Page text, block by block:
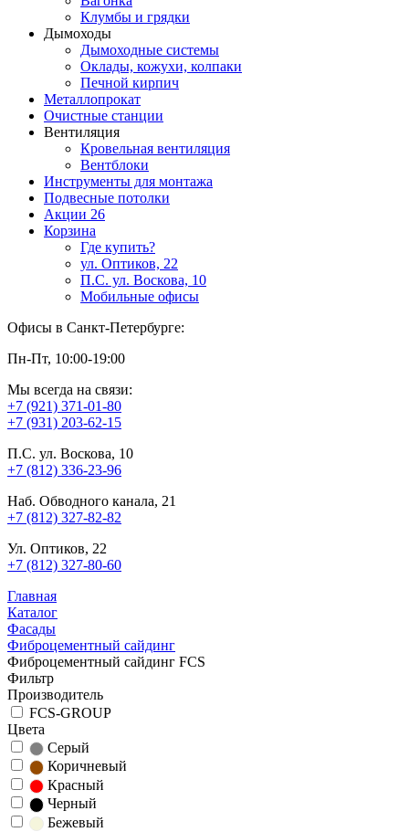
Клумбы и грядки
Дымоходы
Дымоходные системы
Оклады, кожухи, колпаки
Печной кирпич
Металлопрокат
Очистные станции
Вентиляция
Кровельная вентиляция
Вентблоки
Инструменты для монтажа
Подвесные потолки
Акции 26
Корзина
Где купить?
ул. Оптиков, 22
П.С. ул. Воскова, 10
Мобильные офисы
Офисы в Санкт-Петербурге:
Пн-Пт, 10:00-19:00
Мы всегда на связи:
+7 (921) 371-01-80
+7 (931) 203-62-15
П.С. ул. Воскова, 10
+7 (812) 336-23-96
Наб. Обводного канала, 21
+7 (812) 327-82-82
Ул. Оптиков, 22
+7 (812) 327-80-60
Главная
Каталог
Фасады
Фиброцементный сайдинг
Фиброцементный сайдинг FCS
Фильтр
Производитель
FCS-GROUP
Цвета
Серый
Коричневый
Красный
Черный
Бежевый